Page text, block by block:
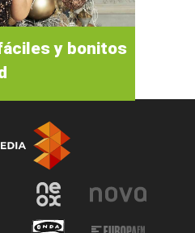
y bonitos